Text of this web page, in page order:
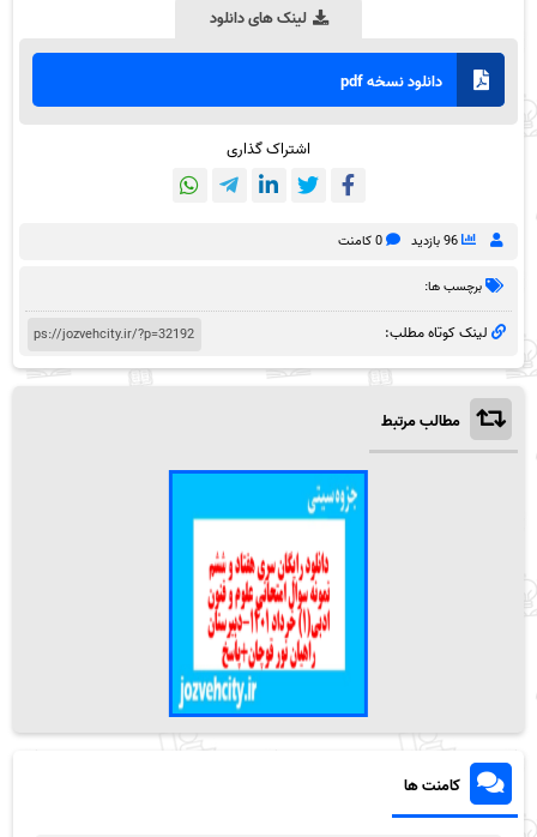
لینک های دانلود
دانلود نسخه pdf
اشتراک گذاری
96 بازدید 0 کامنت
برچسب ها:
لینک کوتاه مطلب:
مطالب مرتبط
کامنت ها